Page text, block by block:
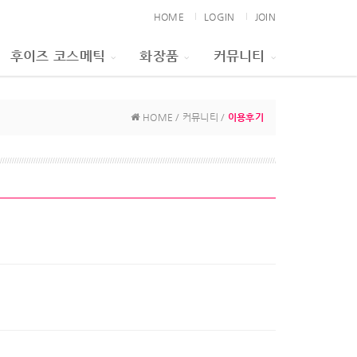
HOME LOGIN JOIN
후이즈 코스메틱 화장품 커뮤니티
HOME / 커뮤니티 / 이용후기